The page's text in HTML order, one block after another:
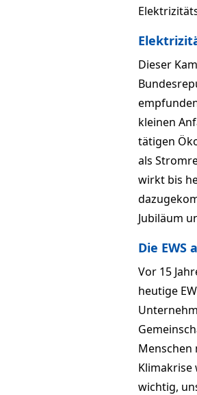
Dieser
kleinen
tätigen
als
wirkt bis
Jubiläum
Die EWS
Vor 15
heutige
Menschen
Klimakrise
wichtig,